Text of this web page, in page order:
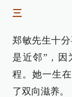
三
郑敏先生十
是近邻”，因
程。她一生
了双向滋养。